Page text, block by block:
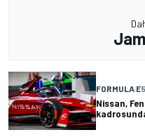
FORMULA E
Nissan,